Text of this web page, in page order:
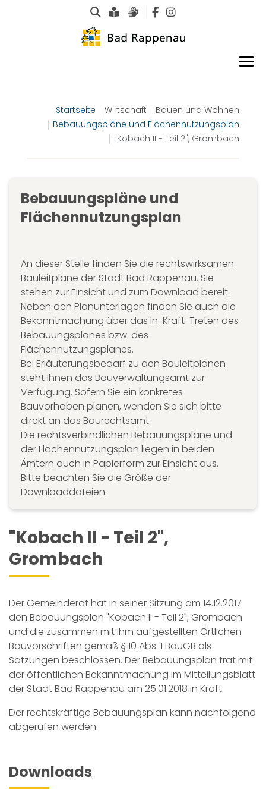
Suche
Leichte Sprache
Gebärdensprachen
Startseite Wirtschaft
Bauen und Wohnen
Bebauungspläne und Flächennutzungsplan
"Kobach II - Teil 2", Grombach
Bebauungspläne und
Flächennutzungsplan
An dieser Stelle finden Sie die rechtswirksamen
Bauleitpläne der Stadt Bad Rappenau. Sie
stehen zur Einsicht und zum Download bereit.
Neben den Planunterlagen finden Sie auch die
Bekanntmachung über das In-Kraft-Treten des
Bebauungsplanes bzw. des
Flächennutzungsplanes.
Bei Erläuterungsbedarf zu den Bauleitplänen
steht Ihnen das Bauverwaltungsamt zur
Verfügung. Sofern Sie ein konkretes
Bauvorhaben planen, wenden Sie sich bitte
direkt an das Baurechtsamt.
Die rechtsverbindlichen Bebauungspläne und
der Flächennutzungsplan liegen in beiden
Ämtern auch in Papierform zur Einsicht aus.
Bitte beachten Sie die Größe der
Downloaddateien.
"Kobach II - Teil 2",
Grombach
Der Gemeinderat hat in seiner Sitzung am 14.12.2017
den Bebauungsplan "Kobach II - Teil 2", Grombach
und die zusammen mit ihm aufgestellten Örtlichen
Bauvorschriften gemäß § 10 Abs. 1 BauGB als
Satzungen beschlossen. Der Bebauungsplan trat mit
der öffentlichen Bekanntmachung im Mitteilungsblatt
der Stadt Bad Rappenau am 25.01.2018 in Kraft.
Der rechtskräftige Bebauungsplan kann nachfolgend
abgerufen werden.
Downloads